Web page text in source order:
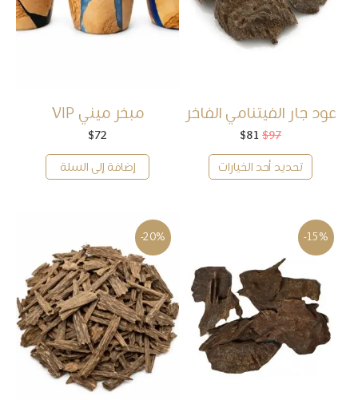
عود جار الفيتنامي الفاخر
$97 السعر
هو:
$97.
$81
هو:
$81.
تحديد أحد الخيارات
مبخر ميني VIP
$72
إضافة إلى السلة
-15%
-20%